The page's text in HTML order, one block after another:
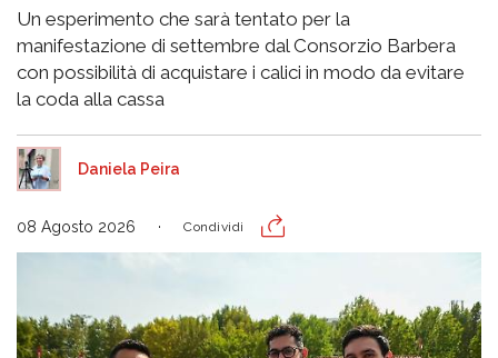
Un esperimento che sarà tentato per la
manifestazione di settembre dal Consorzio Barbera
con possibilità di acquistare i calici in modo da evitare
la coda alla cassa
Daniela Peira
08 Agosto 2026 Condividi